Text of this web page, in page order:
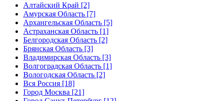
Алтайский Край [2]
Амурская Область [7]
Архангельская Область [5]
Астраханская Область [1]
Белгородская Область [2]
Брянская Область [3]
Владимирская Область [3]
Волгоградская Область [1]
Вологодская Область [2]
Вся Россия [18]
Город Москва [21]